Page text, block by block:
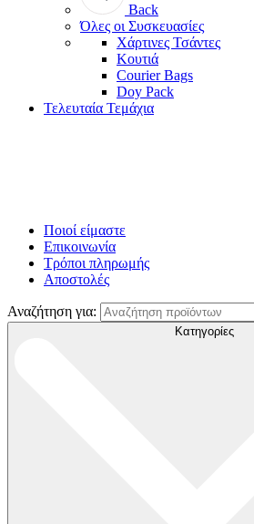
Back
Όλες οι Συσκευασίες
Χάρτινες Τσάντες
Κουτιά
Courier Bags
Doy Pack
Τελευταία Τεμάχια
Ποιοί είμαστε
Επικοινωνία
Τρόποι πληρωμής
Αποστολές
Αναζήτηση για:
Κατηγορίες